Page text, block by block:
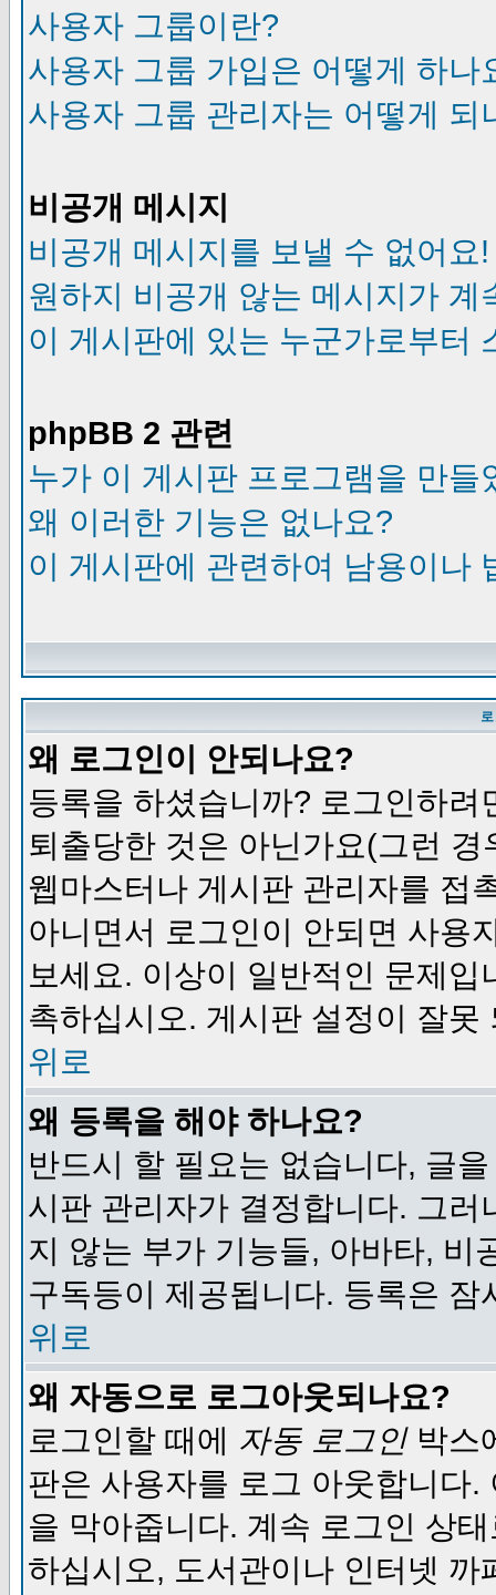
사용자 그룹이란?
사용자 그룹 가입은 어떻게 하나
사용자 그룹 관리자는 어떻게 되
비공개 메시지
비공개 메시지를 보낼 수 없어요!
원하지 비공개 않는 메시지가 계
이 게시판에 있는 누군가로부터
phpBB 2 관련
누가 이 게시판 프로그램을 만들
왜 이러한 기능은 없나요?
이 게시판에 관련하여 남용이나
왜 로그인이 안되나요?
등록을 하셨습니까? 로그인하
퇴출당한 것은 아닌가요(그런
웹마스터나 게시판 관리자를 접
아니면서 로그인이 안되면 사용
보세요. 이상이 일반적인 문제
촉하십시오. 게시판 설정이 잘못
위로
왜 등록을 해야 하나요?
반드시 할 필요는 없습니다, 글
시판 관리자가 결정합니다. 그
지 않는 부가 기능들, 아바타, 비
구독등이 제공됩니다. 등록은
위로
왜 자동으로 로그아웃되나요?
로그인할 때에 자동 로그인박스
판은 사용자를 로그 아웃합니다
을 막아줍니다. 계속 로그인 상
하십시오, 도서관이나 인터넷